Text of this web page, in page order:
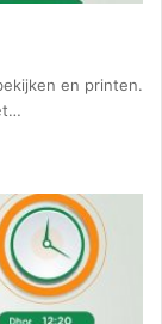
en printen.